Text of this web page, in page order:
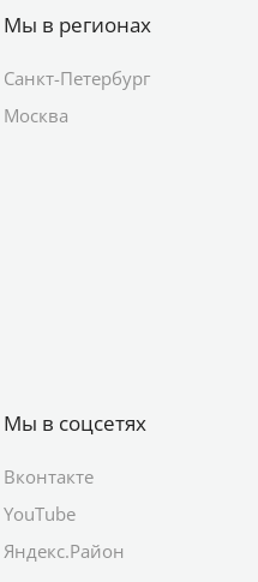
Мы в регионах
Санкт-Петербург
Москва
Мы в соцсетях
Вконтакте
YouTube
Яндекс.Район